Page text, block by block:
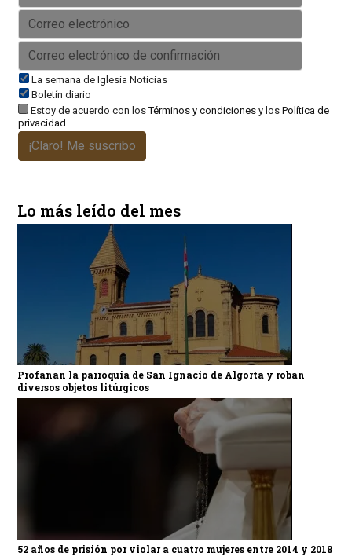
La semana de Iglesia Noticias
Boletín diario
Estoy de acuerdo con losTérminos y condicionesy los Política de
privacidad
¡Claro! Me suscribo
Lo más leído del mes
Profanan la parroquia de San Ignacio de Algorta y roban
diversos objetos litúrgicos
52 años de prisión por violar a cuatro mujeres entre 2014 y 2018